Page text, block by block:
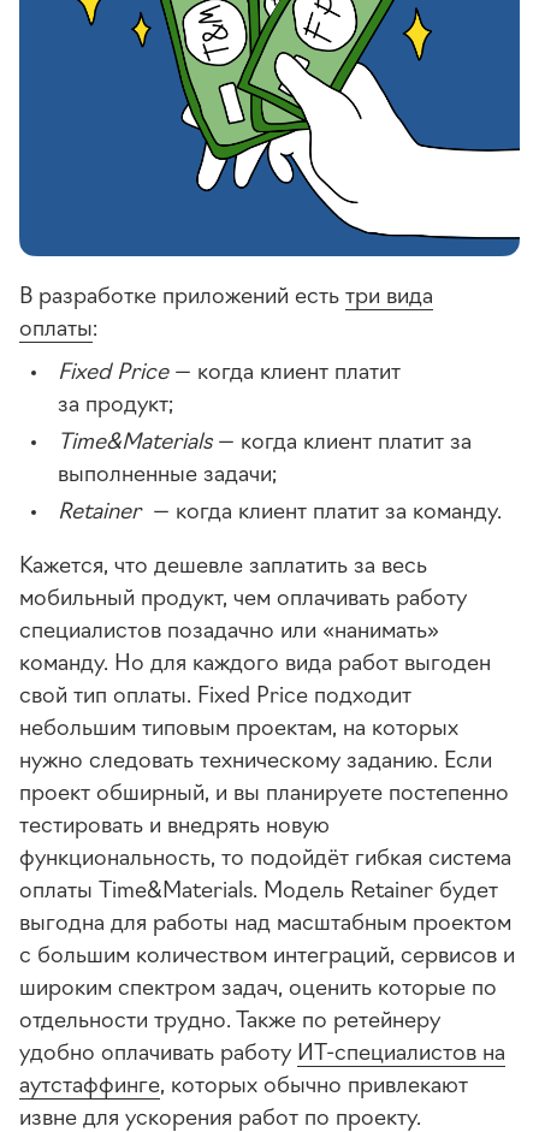
В разработке приложений естьтри вида
оплаты:
Fixed Price— когда клиент платит
за продукт;
Time&Materials— когда клиент платит за
выполненные задачи;
Retainer — когда клиент платит за команду.
Кажется, что дешевле заплатить за весь
мобильный продукт, чем оплачивать работу
специалистов позадачно или «нанимать»
команду. Но для каждого вида работ выгоден
свой тип оплаты. Fixed Price подходит
небольшим типовым проектам, на которых
нужно следовать техническому заданию. Если
проект обширный, и вы планируете постепенно
тестировать и внедрять новую
функциональность, то подойдёт гибкая система
оплаты Time&Materials. Модель Retainer будет
выгодна для работы над масштабным проектом
с большим количеством интеграций, сервисов и
широким спектром задач, оценить которые по
отдельности трудно. Также по ретейнеру
удобно оплачивать работу ИТ-специалистов на
аутстаффинге, которых обычно привлекают
извне для ускорения работ по проекту.